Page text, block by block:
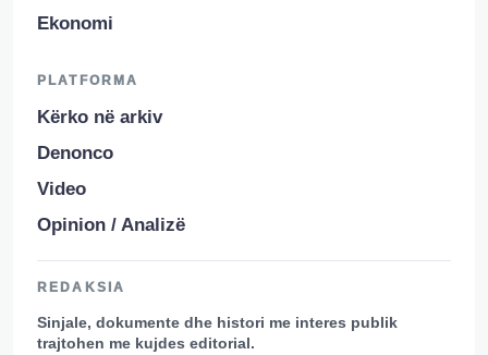
Ekonomi
PLATFORMA
Kërko në arkiv
Denonco
Video
Opinion / Analizë
REDAKSIA
Sinjale, dokumente dhe histori me interes publik
trajtohen me kujdes editorial.